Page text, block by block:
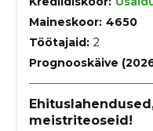
Maineskoor: 4650
Töötajaid: 2
Prognooskäive
meistriteoseid!